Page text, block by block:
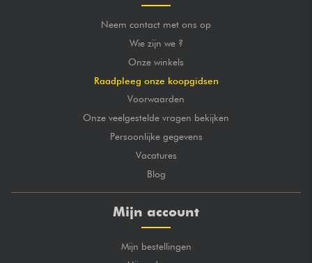
Neem contact met ons op
Wie zijn we ?
Onze winkels
Raadpleeg onze koopgidsen
Voorwaarden
Onze veelgestelde vragen bekijken
Persoonlijke gegevens
Vacatures
Blog
Mijn account
Mijn bestellingen